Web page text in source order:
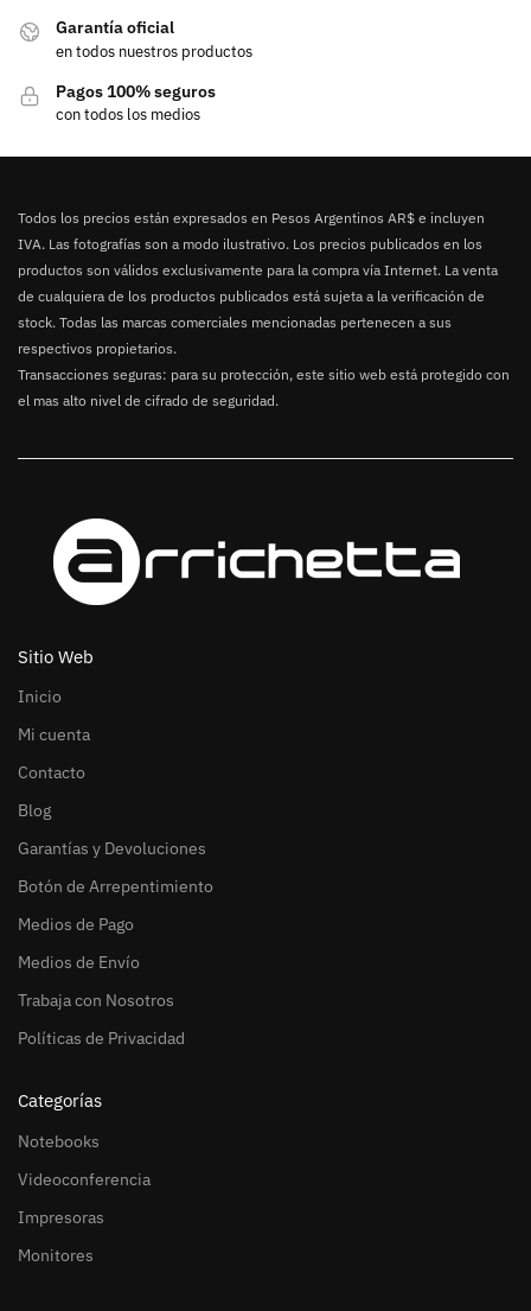
Garantía oficial
en todos nuestros productos
Pagos 100% seguros
con todos los medios
Todos los precios están expresados en Pesos Argentinos AR$ e incluyen
IVA. Las fotografías son a modo ilustrativo. Los precios publicados en los
productos son válidos exclusivamente para la compra vía Internet. La venta
de cualquiera de los productos publicados está sujeta a la verificación de
stock. Todas las marcas comerciales mencionadas pertenecen a sus
respectivos propietarios.
Transacciones seguras: para su protección, este sitio web está protegido con
el mas alto nivel de cifrado de seguridad.
Sitio Web
Inicio
Mi cuenta
Contacto
Blog
Garantías y Devoluciones
Botón de Arrepentimiento
Medios de Pago
Medios de Envío
Trabaja con Nosotros
Políticas de Privacidad
Categorías
Notebooks
Videoconferencia
Impresoras
Monitores